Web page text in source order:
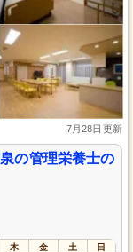
7月28日更新
の管理栄養士の
木 金 土 日